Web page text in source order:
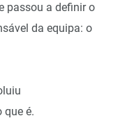
passou a definir o
da equipa: o
que é.